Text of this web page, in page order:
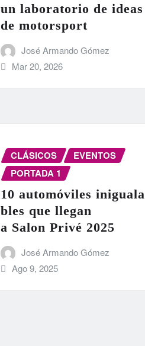
un laboratorio de ideas
de motorsport
José Armando Gómez
Mar 20, 2026
CLÁSICOS
EVENTOS
PORTADA 1
10 automóviles iniguala
bles que llegan
a Salon Privé 2025
José Armando Gómez
Ago 9, 2025